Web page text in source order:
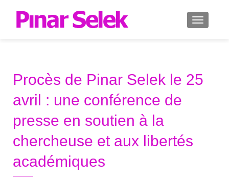
Procès de Pinar Selek le 25
avril : une conférence de
presse en soutien à la
chercheuse et aux libertés
académiques